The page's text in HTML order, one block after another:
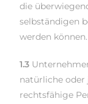
die
selbständigen
werden können.
1.3
natürliche oder
rechtsfähige